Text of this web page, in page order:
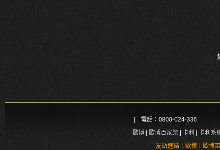
| 電話：0800-024-336
歐博 | 歐博百家樂 | 卡利 | 卡利系
友站連結： 歐博| 歐博